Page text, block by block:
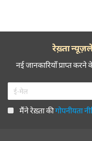
रेख़्ता
नई जानकारियाँ प्राप्त
मैंने रेख़्ता कीगोपनीयता